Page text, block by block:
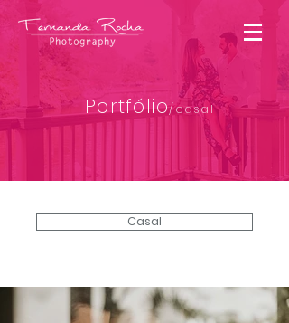
Portfólio/casal
Casal